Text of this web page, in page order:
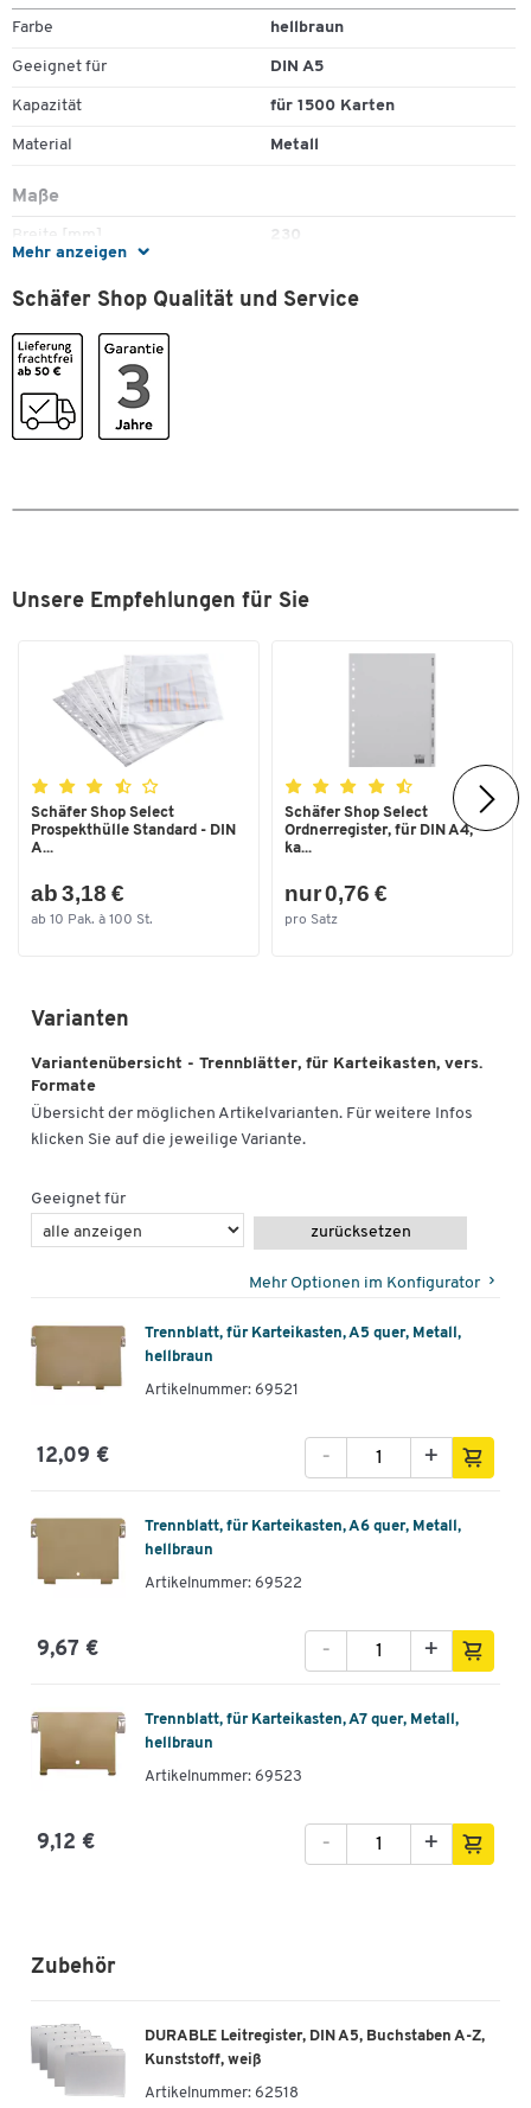
Größenauswahl:
Material: Metall
Mehr anzeigen
Farbe hellbraun
Geeignet für DIN A5
Kapazität für 1500 Karten
Material Metall
Maße
Breite [mm] 230
Schäfer Shop Qualität und Service
Unsere Empfehlungen für Sie
Schäfer Shop Select
Prospekthülle Standard - DIN
A...
ab 3,18 €
ab 10 Pak. à 100 St.
Schäfer Shop Select
Ordnerregister, für DIN A4,
ka...
nur 0,76 €
pro Satz
Varianten
Variantenübersicht - Trennblätter, für Karteikasten, vers.
Formate
Übersicht der möglichen Artikelvarianten. Für weitere Infos
klicken Sie auf die jeweilige Variante.
Geeignet für
zurücksetzen
Mehr Optionen im Konfigurator
Trennblatt, für Karteikasten, A5 quer, Metall,
hellbraun
Artikelnummer: 69521
12,09 € +
-
Trennblatt, für Karteikasten, A6 quer, Metall,
hellbraun
Artikelnummer: 69522
9,67 € +
-
Trennblatt, für Karteikasten, A7 quer, Metall,
hellbraun
Artikelnummer: 69523
9,12 € +
-
Zubehör
DURABLE Leitregister, DIN A5, Buchstaben A-Z,
Kunststoff, weiß
Artikelnummer: 62518